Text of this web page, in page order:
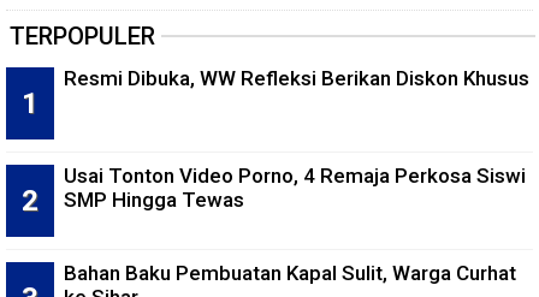
TERPOPULER
Resmi Dibuka, WW Refleksi Berikan Diskon Khusus
Usai Tonton Video Porno, 4 Remaja Perkosa Siswi
SMP Hingga Tewas
Bahan Baku Pembuatan Kapal Sulit, Warga Curhat